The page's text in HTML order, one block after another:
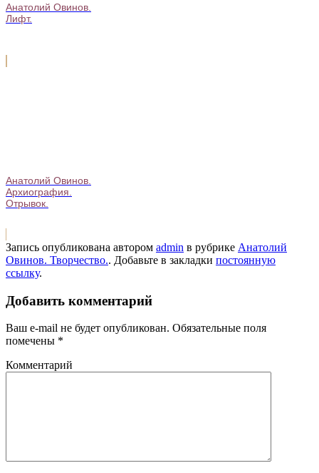
Анатолий Овинов.
Лифт.
Анатолий Овинов.
Архиография.
Отрывок.
Запись опубликована автором admin в рубрике Анатолий
Овинов. Творчество.. Добавьте в закладки постоянную
ссылку.
Добавить комментарий
Ваш e-mail не будет опубликован. Обязательные поля
помечены *
Комментарий